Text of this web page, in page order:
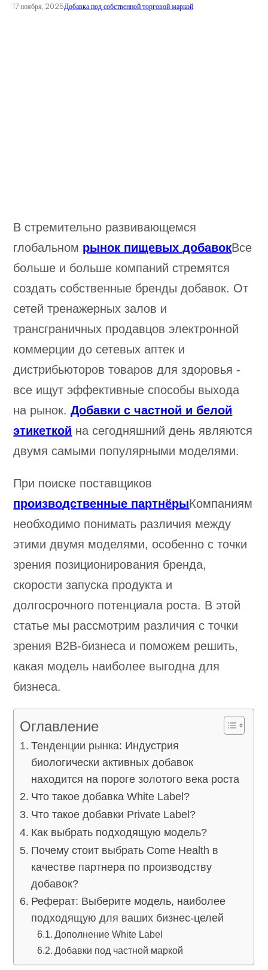
17 ноября, 2025Добавка под собственной торговой маркой
В стремительно развивающемся
глобальном рынок пищевых добавокВсе
больше и больше компаний стремятся
создать собственные бренды добавок. От
сетей тренажерных залов и
трансграничных продавцов электронной
коммерции до сетевых аптек и
дистрибьюторов товаров для здоровья -
все ищут эффективные способы выхода
на рынок.Добавки с частной и белой
этикеткой на сегодняшний день являются
двумя самыми популярными моделями.
При поиске поставщиков
производственные партнёрыКомпаниям
необходимо понимать различия между
этими двумя моделями, особенно с точки
зрения позиционирования бренда,
скорости запуска продукта и
долгосрочного потенциала роста. В этой
статье мы рассмотрим различия с точки
зрения B2B-бизнеса и поможем решить,
какая модель наиболее выгодна для
бизнеса.
Оглавление
Тенденции рынка: Индустрия
биологически активных добавок
находится на пороге золотого века роста
Что такое добавка White Label?
Что такое добавки Private Label?
Как выбрать подходящую модель?
Почему стоит выбрать Come Health в
качестве партнера по производству
добавок?
Реферат: Выберите модель, наиболее
подходящую для ваших бизнес-целей
Дополнение White Label
Добавки под частной маркой